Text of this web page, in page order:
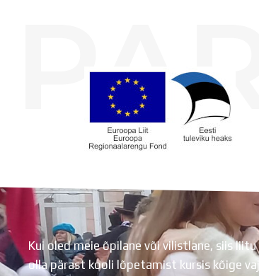
Kui oled meie õpilane või vilistlane, siis
olla pärast kooli lõpetamist kursis kõige